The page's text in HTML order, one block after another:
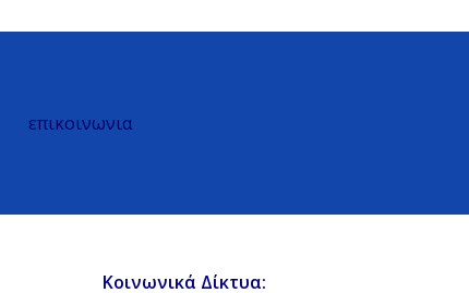
επικοινωνια
Κοινωνικά Δίκτυα: